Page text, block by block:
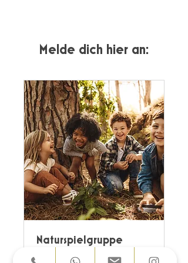
Melde dich hier an:
Naturspielgruppe
Schnuppertermin